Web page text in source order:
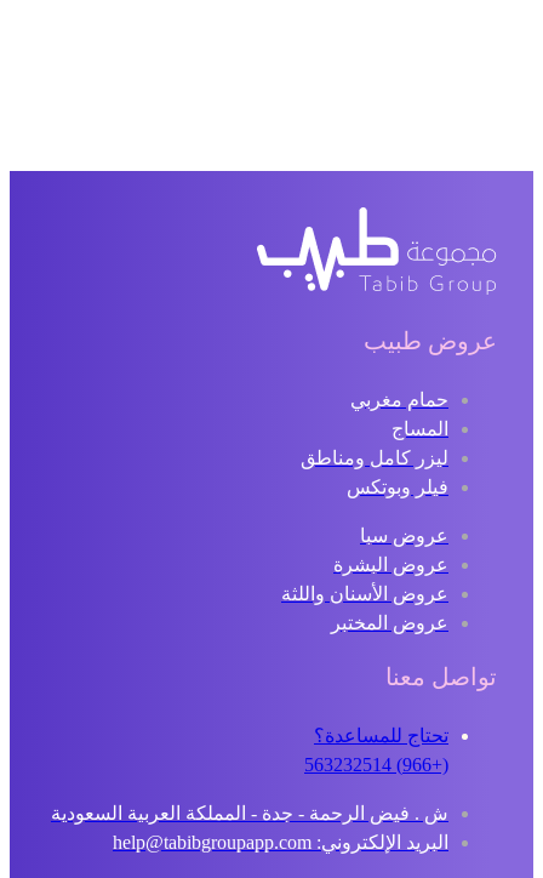
عروض طبيب
حمام مغربي
المساج
ليزر كامل ومناطق
فيلر وبوتكس
عروض سبا
عروض البشرة
عروض الأسنان واللثة
عروض المختبر
تواصل معنا
تحتاج للمساعدة؟
ش . فيض الرحمة - جدة - المملكة العربية السعودية
البريد الإلكتروني: help@tabibgroupapp.com